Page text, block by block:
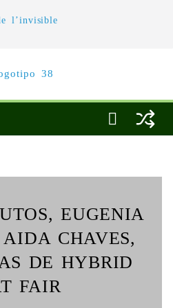
l’invisible
EUGENIA
CHAVES,
DE HYBRID
FAIR